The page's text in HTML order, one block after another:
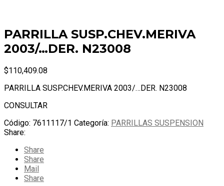
PARRILLA SUSP.CHEV.MERIVA
2003/…DER. N23008
$110,409.08
PARRILLA SUSP.CHEV.MERIVA 2003/…DER. N23008
CONSULTAR
Código: 7611117/1 Categoría: PARRILLAS SUSPENSION
Share:
Share
Share
Mail
Share